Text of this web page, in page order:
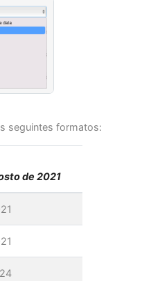
seguintes formatos:
de 2021